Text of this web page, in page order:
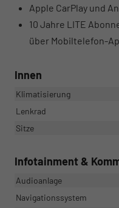
Apple CarPlay und
10 Jahre LITE
über Mobiltelefon-
Innen
Klimatisierung
Lenkrad
Sitze
Infotainment &
Audioanlage
Navigationssystem